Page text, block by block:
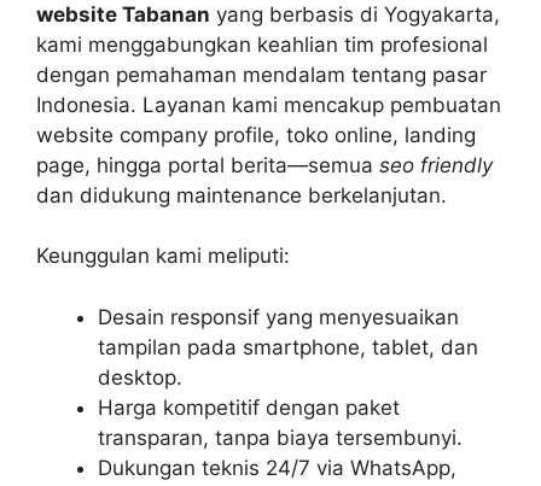
website Tabanan yang berbasis di Yogyakarta,
kami menggabungkan keahlian tim profesional
dengan pemahaman mendalam tentang pasar
Indonesia. Layanan kami mencakup pembuatan
website company profile, toko online, landing
page, hingga portal berita—semua seo friendly
dan didukung maintenance berkelanjutan.
Keunggulan kami meliputi:
Desain responsif yang menyesuaikan
tampilan pada smartphone, tablet, dan
desktop.
Harga kompetitif dengan paket
transparan, tanpa biaya tersembunyi.
Dukungan teknis 24/7 via WhatsApp,